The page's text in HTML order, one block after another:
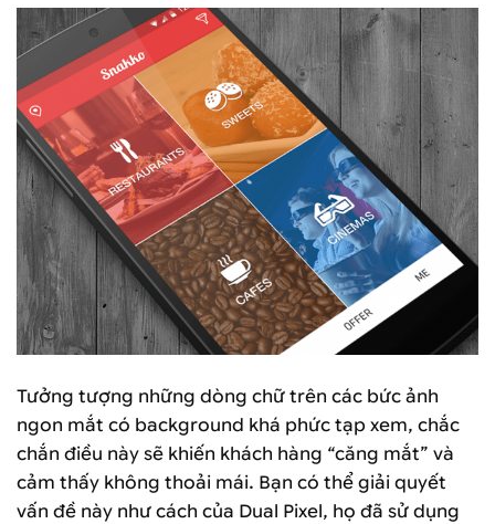
Tưởng tượng những dòng chữ trên các bức ảnh
ngon mắt có background khá phức tạp xem, chắc
chắn điều này sẽ khiến khách hàng “căng mắt” và
cảm thấy không thoải mái. Bạn có thể giải quyết
vấn đề này như cách của Dual Pixel, họ đã sử dụng